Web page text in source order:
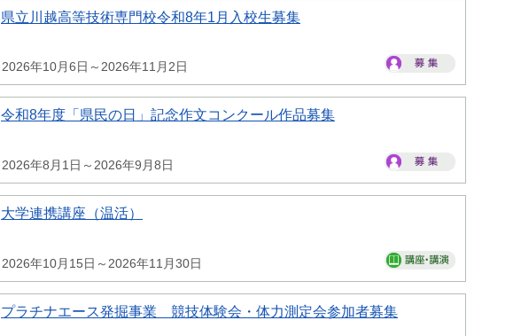
県立川越高等技術専門校令和8年1月入校生募集
2026年10月6日～2026年11月2日
令和8年度「県民の日」記念作文コンクール作品募集
2026年8月1日～2026年9月8日
大学連携講座（温活）
2026年10月15日～2026年11月30日
プラチナエース発掘事業 競技体験会・体力測定会参加者募集